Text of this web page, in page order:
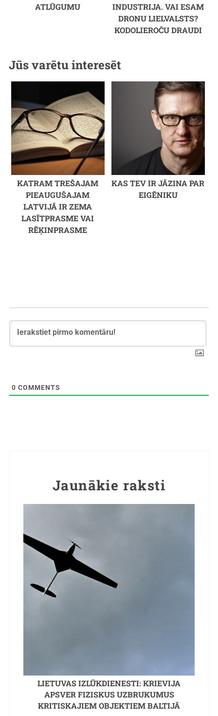
ATLŪGUMU
INDUSTRIJA. VAI ESAM
DRONU LIELVALSTS?
KODOLIEROČU DRAUDI
Jūs varētu interesēt
KATRAM TREŠAJAM
PIEAUGUŠAJAM
LATVIJĀ IR ZEMA
LASĪTPRASME VAI
RĒĶINPRASME
KAS TEV IR JĀZINA PAR
EIGĒNIKU
0 COMMENTS
Jaunākie raksti
LIETUVAS IZLŪKDIENESTI: KRIEVIJA
APSVER FIZISKUS UZBRUKUMUS
KRITISKAJIEM OBJEKTIEM BALTIJĀ